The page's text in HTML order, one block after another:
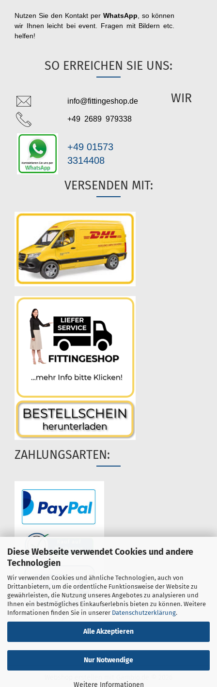
Diese Webseite verwendet Cookies und andere
Technologien
Wir verwenden Cookies und ähnliche Technologien, auch von
Drittanbietern, um die ordentliche Funktionsweise der Website zu
gewährleisten, die Nutzung unseres Angebotes zu analysieren und
Ihnen ein bestmögliches Einkaufserlebnis bieten zu können. Weitere
Informationen finden Sie in unserer Datenschutzerklärung.
Alle Akzeptieren
Nur Notwendige
Weitere Informationen
Nutzen Sie den Kontakt per WhatsApp , so können
wir Ihnen leicht bei event. Fragen mit Bildern etc.
helfen!
SO ERREICHEN SIE UNS:
info@fittingeshop.de
+49 2689 979338
+49 01573
3314408
WIR
VERSENDEN MIT:
ZAHLUNGSARTEN: